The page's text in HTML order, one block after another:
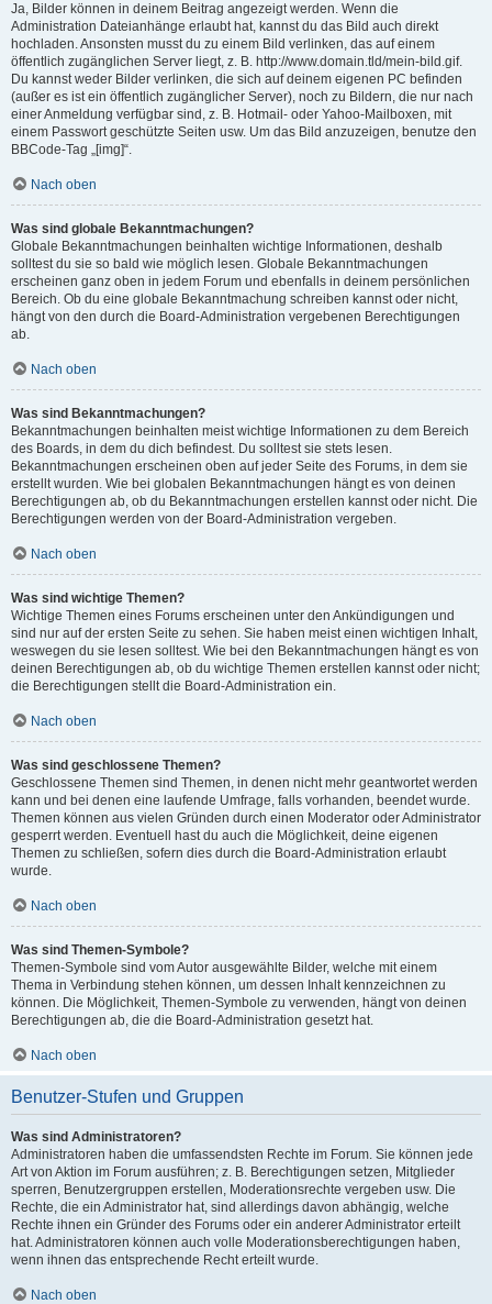
Ja, Bilder können in deinem Beitrag angezeigt werden. Wenn die
Administration Dateianhänge erlaubt hat, kannst du das Bild auch direkt
hochladen. Ansonsten musst du zu einem Bild verlinken, das auf einem
öffentlich zugänglichen Server liegt, z. B. http://www.domain.tld/mein-bild.gif.
Du kannst weder Bilder verlinken, die sich auf deinem eigenen PC befinden
(außer es ist ein öffentlich zugänglicher Server), noch zu Bildern, die nur nach
einer Anmeldung verfügbar sind, z. B. Hotmail- oder Yahoo-Mailboxen, mit
einem Passwort geschützte Seiten usw. Um das Bild anzuzeigen, benutze den
BBCode-Tag „[img]“.
Nach oben
Was sind globale Bekanntmachungen?
Globale Bekanntmachungen beinhalten wichtige Informationen, deshalb
solltest du sie so bald wie möglich lesen. Globale Bekanntmachungen
erscheinen ganz oben in jedem Forum und ebenfalls in deinem persönlichen
Bereich. Ob du eine globale Bekanntmachung schreiben kannst oder nicht,
hängt von den durch die Board-Administration vergebenen Berechtigungen
ab.
Nach oben
Was sind Bekanntmachungen?
Bekanntmachungen beinhalten meist wichtige Informationen zu dem Bereich
des Boards, in dem du dich befindest. Du solltest sie stets lesen.
Bekanntmachungen erscheinen oben auf jeder Seite des Forums, in dem sie
erstellt wurden. Wie bei globalen Bekanntmachungen hängt es von deinen
Berechtigungen ab, ob du Bekanntmachungen erstellen kannst oder nicht. Die
Berechtigungen werden von der Board-Administration vergeben.
Nach oben
Was sind wichtige Themen?
Wichtige Themen eines Forums erscheinen unter den Ankündigungen und
sind nur auf der ersten Seite zu sehen. Sie haben meist einen wichtigen Inhalt,
weswegen du sie lesen solltest. Wie bei den Bekanntmachungen hängt es von
deinen Berechtigungen ab, ob du wichtige Themen erstellen kannst oder nicht;
die Berechtigungen stellt die Board-Administration ein.
Nach oben
Was sind geschlossene Themen?
Geschlossene Themen sind Themen, in denen nicht mehr geantwortet werden
kann und bei denen eine laufende Umfrage, falls vorhanden, beendet wurde.
Themen können aus vielen Gründen durch einen Moderator oder Administrator
gesperrt werden. Eventuell hast du auch die Möglichkeit, deine eigenen
Themen zu schließen, sofern dies durch die Board-Administration erlaubt
wurde.
Nach oben
Was sind Themen-Symbole?
Themen-Symbole sind vom Autor ausgewählte Bilder, welche mit einem
Thema in Verbindung stehen können, um dessen Inhalt kennzeichnen zu
können. Die Möglichkeit, Themen-Symbole zu verwenden, hängt von deinen
Berechtigungen ab, die die Board-Administration gesetzt hat.
Nach oben
Benutzer-Stufen und Gruppen
Was sind Administratoren?
Administratoren haben die umfassendsten Rechte im Forum. Sie können jede
Art von Aktion im Forum ausführen; z. B. Berechtigungen setzen, Mitglieder
sperren, Benutzergruppen erstellen, Moderationsrechte vergeben usw. Die
Rechte, die ein Administrator hat, sind allerdings davon abhängig, welche
Rechte ihnen ein Gründer des Forums oder ein anderer Administrator erteilt
hat. Administratoren können auch volle Moderationsberechtigungen haben,
wenn ihnen das entsprechende Recht erteilt wurde.
Nach oben